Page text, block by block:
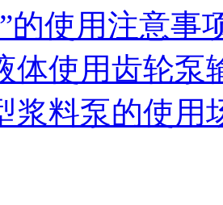
的使用注意事
体使用齿轮泵
浆料泵的使用